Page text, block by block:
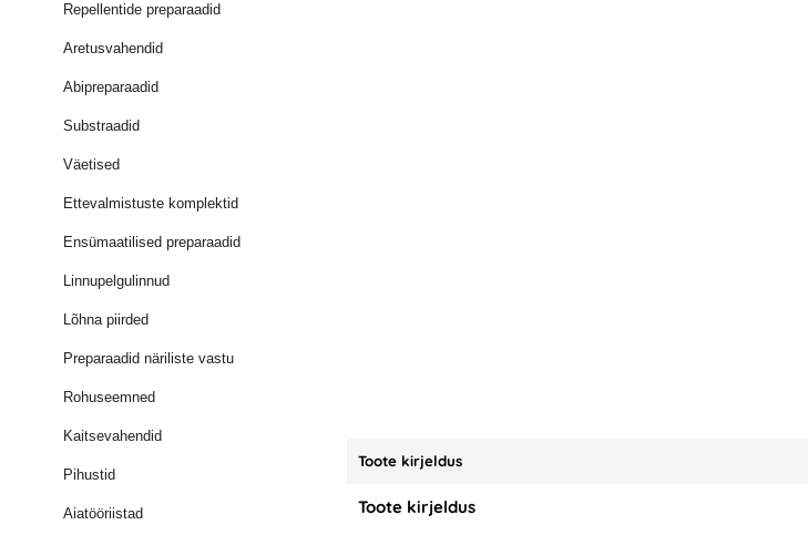
Repellentide preparaadid
Aretusvahendid
Abipreparaadid
Substraadid
Väetised
Ettevalmistuste komplektid
Ensümaatilised preparaadid
Linnupelgulinnud
Lõhna piirded
Preparaadid näriliste vastu
Rohuseemned
Kaitsevahendid
Pihustid
Aiatööriistad
Toote kirjeldus
Toote kirjeldus